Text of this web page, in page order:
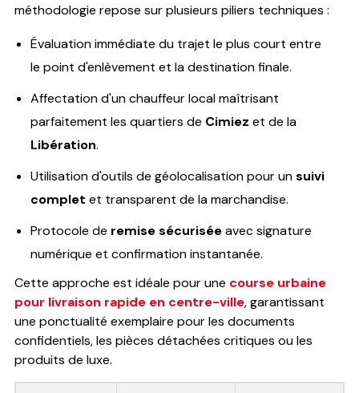
méthodologie repose sur plusieurs piliers techniques :
Évaluation immédiate du trajet le plus court entre
le point d'enlèvement et la destination finale.
Affectation d'un chauffeur local maîtrisant
parfaitement les quartiers de Cimiez et de la
Libération.
Utilisation d'outils de géolocalisation pour unsuivi
complet et transparent de la marchandise.
Protocole de remise sécuriséeavec signature
numérique et confirmation instantanée.
Cette approche est idéale pour une course urbaine
pour livraison rapide en centre-ville, garantissant
une ponctualité exemplaire pour les documents
confidentiels, les pièces détachées critiques ou les
produits de luxe.